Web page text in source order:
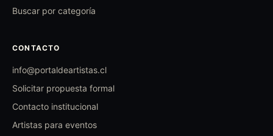
Buscar por categoría
CONTACTO
info@portaldeartistas.cl
Solicitar propuesta formal
Contacto institucional
Artistas para eventos